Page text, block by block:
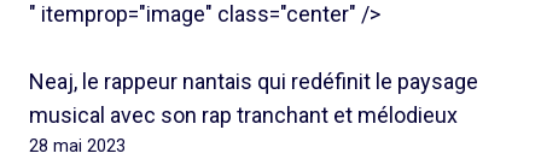
" itemprop="image" class="center" />
Neaj, le rappeur nantais qui redéfinit le paysage
musical avec son rap tranchant et mélodieux
28 mai 2023